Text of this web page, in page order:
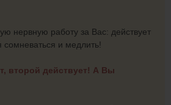
нервную работу за Вас: действует
сомневаться и медлить!
второй действует! А Вы